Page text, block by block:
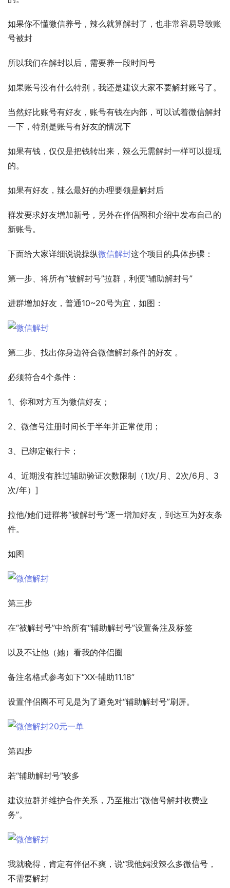
如果你不懂微信养号，辣么就算解封了，也非常容易导致账
号被封
所以我们在解封以后，需要养一段时间号
当然好比账号有好友，账号有钱在内部，可以试着微信解封
一下，特别是账号有好友的情况下
如果有钱，仅仅是把钱转出来，辣么无需解封一样可以提现
的。
如果有好友，辣么最好的办理要领是解封后
群发要求好友增加新号，另外在伴侣圈和介绍中发布自己的
新账号。
下面给大家详细说说操纵微信解封这个项目的具体步骤：
第一步、将所有“被解封号”拉群，利便“辅助解封号”
进群增加好友，普通10~20号为宜，如图：
第二步、找出你身边符合微信解封条件的好友 。
必须符合4个条件：
1、你和对方互为微信好友；
2、微信号注册时间长于半年并正常使用；
3、已绑定银行卡；
4、近期没有胜过辅助验证次数限制（1次/月、2次/6月、3
次/年）]
拉他/她们进群将“被解封号”逐一增加好友，到达互为好友条
件。
如图
第三步
在“被解封号”中给所有“辅助解封号”设置备注及标签
以及不让他（她）看我的伴侣圈
备注名格式参考如下“XX-辅助11.18”
设置伴侣圈不可见是为了避免对“辅助解封号”刷屏。
第四步
若“辅助解封号”较多
建议拉群并维护合作关系，乃至推出“微信号解封收费业
务”。
我就晓得，肯定有伴侣不爽，说“我他妈没辣么多微信号，
不需要解封